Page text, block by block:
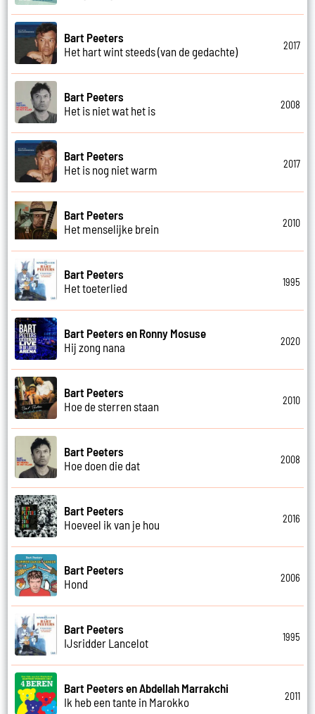
Bart Peeters
Het hart wint steeds (van de gedachte)
2017
Bart Peeters
Het is niet wat het is
2008
Bart Peeters
Het is nog niet warm
2017
Bart Peeters
Het menselijke brein
2010
Bart Peeters
Het toeterlied
1995
Bart Peeters en Ronny Mosuse
Hij zong nana
2020
Bart Peeters
Hoe de sterren staan
2010
Bart Peeters
Hoe doen die dat
2008
Bart Peeters
Hoeveel ik van je hou
2016
Bart Peeters
Hond
2006
Bart Peeters
IJsridder Lancelot
1995
Bart Peeters en Abdellah Marrakchi
Ik heb een tante in Marokko
2011